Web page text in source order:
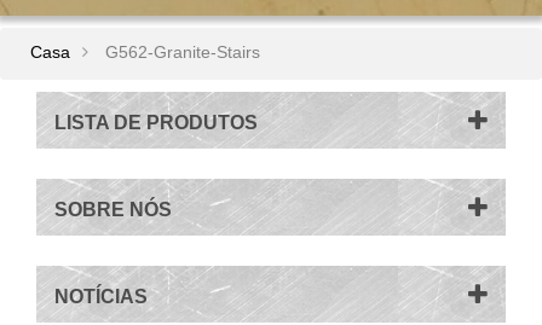
Casa G562-Granite-Stairs
LISTA DE PRODUTOS
SOBRE NÓS
NOTÍCIAS